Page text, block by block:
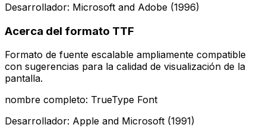
Desarrollador: Microsoft and Adobe (1996)
Acerca del formato TTF
Formato de fuente escalable ampliamente compatible
con sugerencias para la calidad de visualización de la
pantalla.
nombre completo: TrueType Font
Desarrollador: Apple and Microsoft (1991)